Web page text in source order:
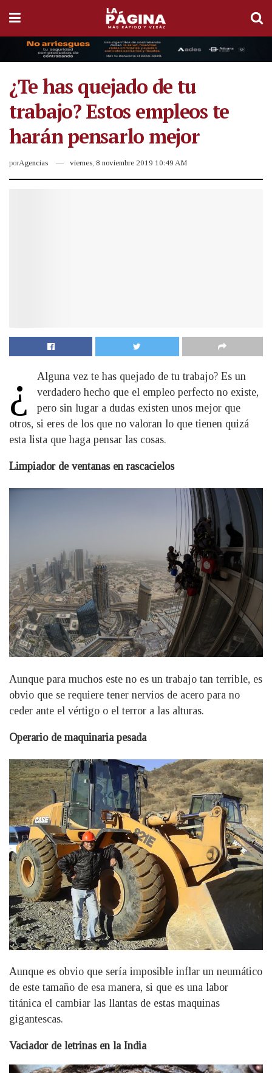
¿Te has quejado de tu
trabajo? Estos empleos te
harán pensarlo mejor
porAgencias viernes, 8 noviembre 2019 10:49 AM
¿
Alguna vez te has quejado de tu trabajo? Es un
verdadero hecho que el empleo perfecto no existe,
pero sin lugar a dudas existen unos mejor que
otros, si eres de los que no valoran lo que tienen quizá
esta lista que haga pensar las cosas.
Limpiador de ventanas en rascacielos
Aunque para muchos este no es un trabajo tan terrible, es
obvio que se requiere tener nervios de acero para no
ceder ante el vértigo o el terror a las alturas.
Operario de maquinaria pesada
Aunque es obvio que sería imposible inflar un neumático
de este tamaño de esa manera, si que es una labor
titánica el cambiar las llantas de estas maquinas
gigantescas.
Vaciador de letrinas en la India